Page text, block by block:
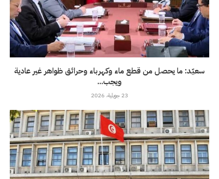
سعيّد: ما يحصل من قطع ماء وكهرباء وحرائق ظواهر غير عادية
ويجب...
23 جويلية، 2026